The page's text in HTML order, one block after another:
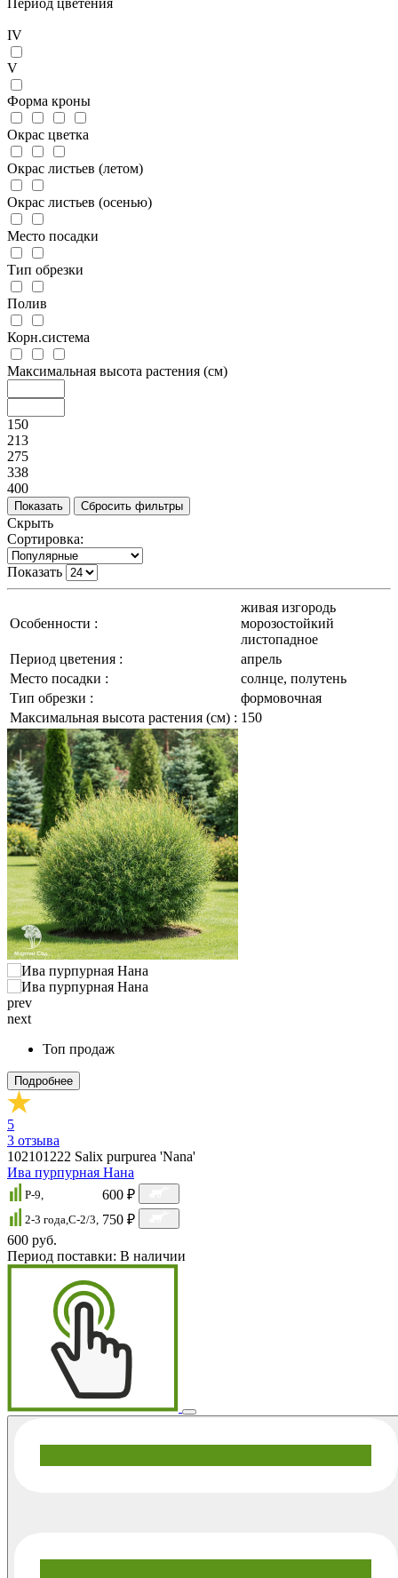
IV
V
Форма кроны
Окрас цветка
Окрас листьев (летом)
Окрас листьев (осенью)
Место посадки
Тип обрезки
Полив
Корн.система
Максимальная высота растения (см)
150
213
275
338
400
Скрыть
Сортировка:
Показать
Особенности :
живая изгородь
морозостойкий
листопадное
Период цветения :
апрель
Место посадки :
солнце, полутень
Тип обрезки :
формовочная
Максимальная высота растения (см) : 150
prev
next
Топ продаж
Подробнее
5
3 отзыва
102101222 Salix purpurea 'Nana'
Ива пурпурная Нана
P-9, 600 ₽
2-3 года,C-2/3, 750 ₽
600 руб.
Период поставки: В наличии